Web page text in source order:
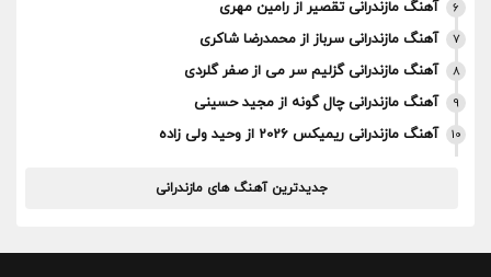
6 آهنگ مازندرانی تقصیر از رامین مهری
7 آهنگ مازندرانی سرباز از محمدرضا شاکری
8 آهنگ مازندرانی گزلیم سر می از صفر گلردی
9 آهنگ مازندرانی چال گونه از مجید حسینی
10 آهنگ مازندرانی ریمیکس 2026 از وحید ولی زاده
جدیدترین آهنگ های مازندرانی